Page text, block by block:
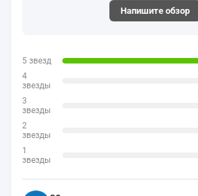
Напишите обзор
5 звезд
4
звезды
3
звезды
2
звезды
1
звезды